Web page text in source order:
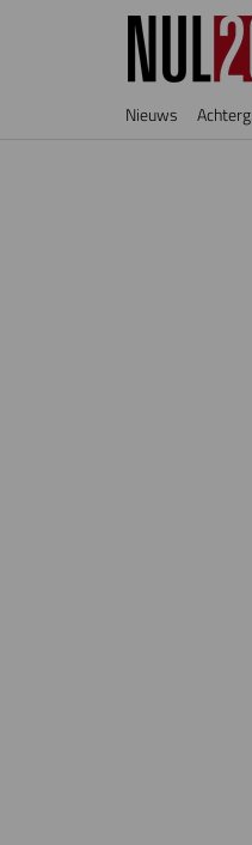
Overslaan en naar de inhoud gaan
Nieuws